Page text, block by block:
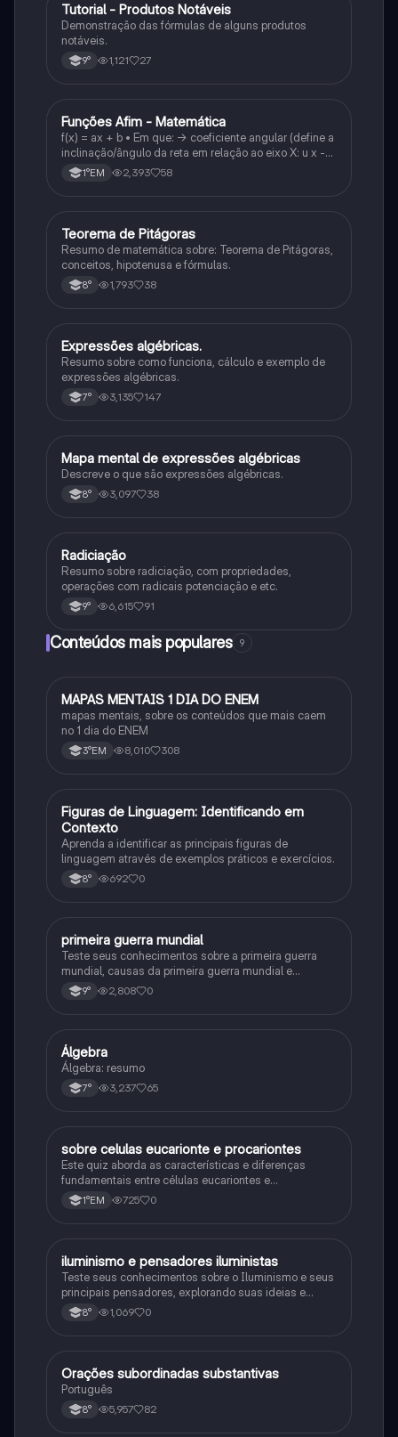
Matematica
Tutorial - Produtos Notáveis
Demonstração das fórmulas de alguns produtos
notáveis.
9° 1,121 27
Matematica
Funções Afim - Matemática
f(x) = ax + b • Em que: -> coeficiente angular (define a
inclinação/ângulo da reta em relação ao eixo X: u x -
variável: a b → coeficiente linear (valor que corta o
eixo y).
1°EM 2,393 58
Matematica
Teorema de Pitágoras
Resumo de matemática sobre: Teorema de Pitágoras,
conceitos, hipotenusa e fórmulas.
8° 1,793 38
Matematica
Expressões algébricas.
Resumo sobre como funciona, cálculo e exemplo de
expressões algébricas.
7° 3,135 147
Matematica
Mapa mental de expressões algébricas
Descreve o que são expressões algébricas.
8° 3,097 38
Matematica
Radiciação
Resumo sobre radiciação, com propriedades,
operações com radicais potenciação e etc.
9° 6,615 91
Conteúdos mais populares 9
Português
MAPAS MENTAIS 1 DIA DO ENEM
mapas mentais, sobre os conteúdos que mais caem
no 1 dia do ENEM
3°EM 8,010 308
FPortuguês
Figuras de Linguagem: Identificando em
Contexto
Aprenda a identificar as principais figuras de
linguagem através de exemplos práticos e exercícios.
8° 692 0
História
primeira guerra mundial
Teste seus conhecimentos sobre a primeira guerra
mundial, causas da primeira guerra mundial e
consequências da Primeira Guerra Mundial, fases da
primeira guerra mundial
9° 2,808 0
Matematica
Álgebra
Álgebra: resumo
7° 3,237 65
Biologia
sobre celulas eucarionte e procariontes
Este quiz aborda as características e diferenças
fundamentais entre células eucariontes e
procariontes.
1°EM 725 0
História
iluminismo e pensadores iluministas
Teste seus conhecimentos sobre o Iluminismo e seus
principais pensadores, explorando suas ideias e
impacto histórico.
8° 1,069 0
Português
Orações subordinadas substantivas
Português
8° 5,957 82